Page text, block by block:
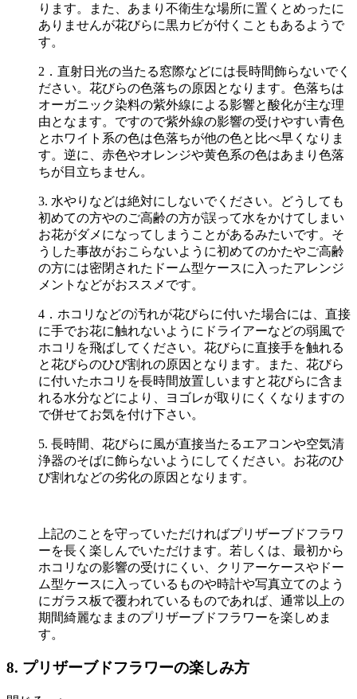
ります。また、あまり不衛生な場所に置くとめったに
ありませんが花びらに黒カビが付くこともあるようで
す。
2．直射日光の当たる窓際などには長時間飾らないでく
ださい。花びらの色落ちの原因となります。色落ちは
オーガニック染料の紫外線による影響と酸化が主な理
由となます。ですので紫外線の影響の受けやすい青色
とホワイト系の色は色落ちが他の色と比べ早くなりま
す。逆に、赤色やオレンジや黄色系の色はあまり色落
ちが目立ちません。
3. 水やりなどは絶対にしないでください。どうしても
初めての方やのご高齢の方が誤って水をかけてしまい
お花がダメになってしまうことがあるみたいです。そ
うした事故がおこらないように初めてのかたやご高齢
の方には密閉されたドーム型ケースに入ったアレンジ
メントなどがおススメです。
4．ホコリなどの汚れが花びらに付いた場合には、直接
に手でお花に触れないようにドライアーなどの弱風で
ホコリを飛ばしてください。花びらに直接手を触れる
と花びらのひび割れの原因となります。また、花びら
に付いたホコリを長時間放置しいますと花びらに含ま
れる水分などにより、ヨゴレが取りにくくなりますの
で併せてお気を付け下さい。
5. 長時間、花びらに風が直接当たるエアコンや空気清
浄器のそばに飾らないようにしてください。お花のひ
び割れなどの劣化の原因となります。
上記のことを守っていただければプリザーブドフラワ
ーを長く楽しんでいただけます。若しくは、最初から
ホコリなの影響の受けにくい、クリアーケースやドー
ム型ケースに入っているものや時計や写真立てのよう
にガラス板で覆われているものであれば、通常以上の
期間綺麗なままのプリザーブドフラワーを楽しめま
す。
8. プリザーブドフラワーの楽しみ方